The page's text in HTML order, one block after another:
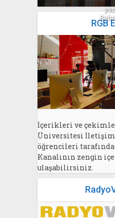
RGB
İçerikleri ve
Üniversitesi
öğrencileri
Kanalının zengin
ulaşabilirsiniz.